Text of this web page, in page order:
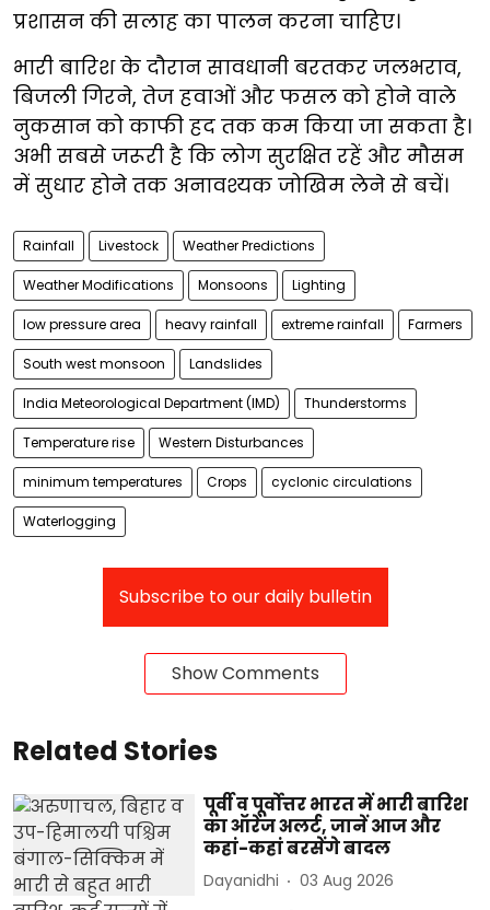
प्रशासन की सलाह का पालन करना चाहिए।
भारी बारिश के दौरान सावधानी बरतकर जलभराव,
बिजली गिरने, तेज हवाओं और फसल को होने वाले
नुकसान को काफी हद तक कम किया जा सकता है।
अभी सबसे जरूरी है कि लोग सुरक्षित रहें और मौसम
में सुधार होने तक अनावश्यक जोखिम लेने से बचें।
Rainfall Livestock Weather Predictions
Weather Modifications Monsoons Lighting
low pressure area heavy rainfall extreme rainfall Farmers
South west monsoon Landslides
India Meteorological Department (IMD) Thunderstorms
Temperature rise Western Disturbances
minimum temperatures Crops cyclonic circulations
Waterlogging
Subscribe to our daily bulletin
Show Comments
Related Stories
पूर्वी व पूर्वोत्तर भारत में भारी बारिश
का ऑरेंज अलर्ट, जानें आज और
कहां-कहां बरसेंगे बादल
Dayanidhi 03 Aug 2026